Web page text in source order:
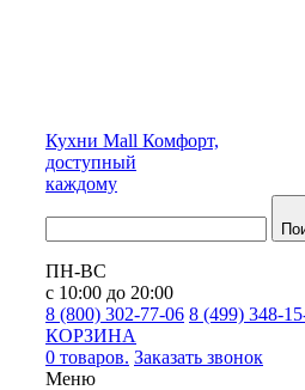
Кухни Mall Комфорт,
доступный
каждому
ПН-ВС
с 10:00 до 20:00
8 (800) 302-77-06 8 (499) 348-
КОРЗИНА
0 товаров. Заказать звонок
Меню